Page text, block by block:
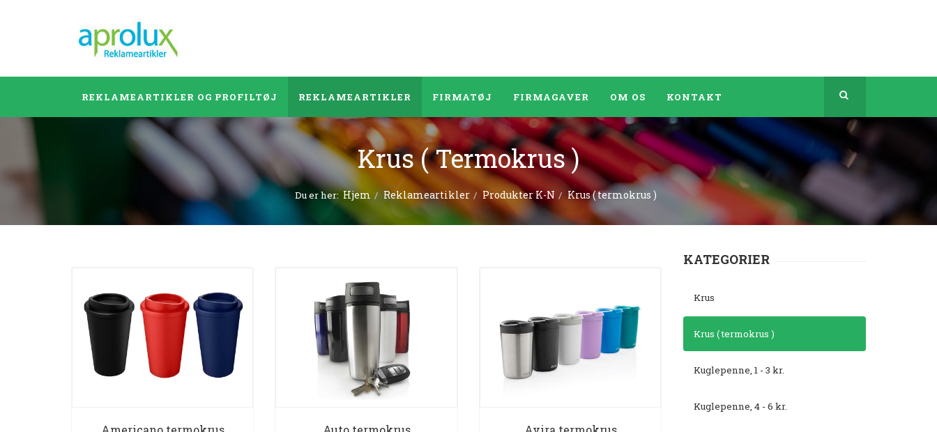
REKLAMEARTIKLER OG PROFILTØJ REKLAMEARTIKLER FIRMATØJ FIRMAGAVER OM OS KONTAKT
Krus ( Termokrus )
Du er her:Hjem Reklameartikler Produkter K-N Krus ( termokrus )
KATEGORIER
Krus
Krus ( termokrus )
Kuglepenne, 1 - 3 kr.
Kuglepenne, 4 - 6 kr.